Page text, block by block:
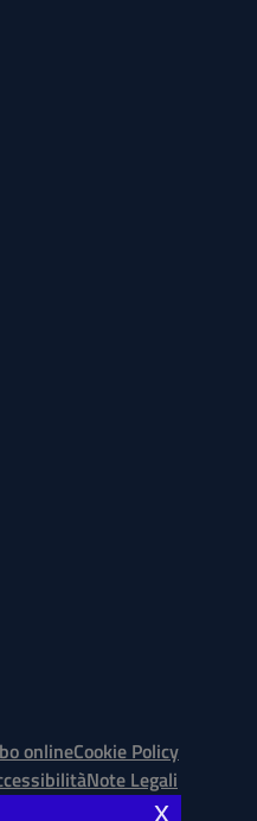
onlineCookie Policy
Note Legali
x